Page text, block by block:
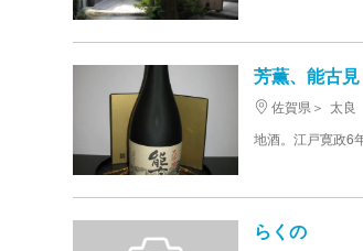
芳薫、能古見
佐賀県 太良
らくの